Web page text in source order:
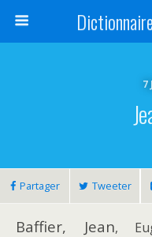
7
Partager Tweeter
Baffier, Jean,